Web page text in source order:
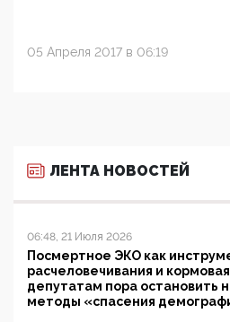
05 Апреля 2017 в 06:19
ЛЕНТА НОВОСТЕЙ
06:48, 21 Июля 2026
Посмертное ЭКО как
расчеловечивания и
депутатам пора остановить
методы «спасения